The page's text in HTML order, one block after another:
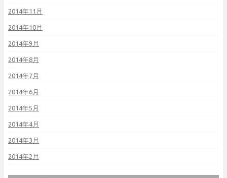
2014年11月
2014年10月
2014年9月
2014年8月
2014年7月
2014年6月
2014年5月
2014年4月
2014年3月
2014年2月